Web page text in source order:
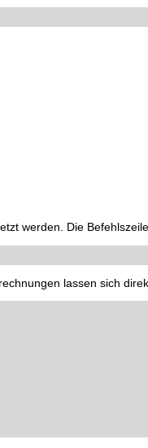
werden. Die Befehlszeile
lassen sich